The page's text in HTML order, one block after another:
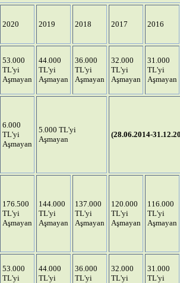
2020 2019 2018 2017 2016
53.000
TL'yi
Aşmayan
44.000
TL'yi
Aşmayan
36.000
TL'yi
Aşmayan
32.000
TL'yi
Aşmayan
31.000
TL'yi
Aşmayan
6.000
TL'yi
Aşmayan
5.000 TL'yi
Aşmayan
(28.06.2014-
176.500
TL'yi
Aşmayan
144.000
TL'yi
Aşmayan
137.000
TL'yi
Aşmayan
120.000
TL'yi
Aşmayan
116.000
TL'yi
Aşmayan
53.000
TL'yi
44.000
TL'yi
36.000
TL'yi
32.000
TL'yi
31.000
TL'yi